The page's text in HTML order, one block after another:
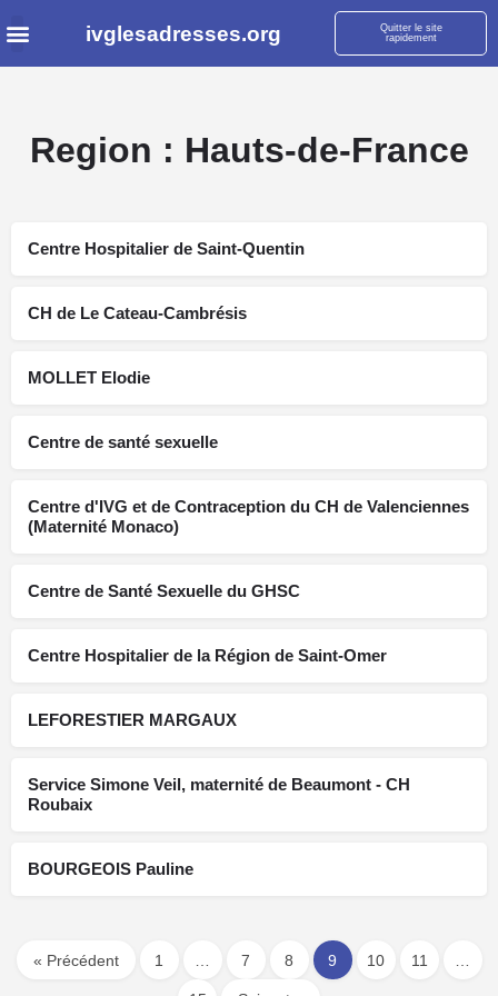
ivglesadresses.org
Quitter le site
rapidement
Region : Hauts-de-France
Centre Hospitalier de Saint-Quentin
CH de Le Cateau-Cambrésis
MOLLET Elodie
Centre de santé sexuelle
Centre d'IVG et de Contraception du CH de Valenciennes
(Maternité Monaco)
Centre de Santé Sexuelle du GHSC
Centre Hospitalier de la Région de Saint-Omer
LEFORESTIER MARGAUX
Service Simone Veil, maternité de Beaumont - CH
Roubaix
BOURGEOIS Pauline
« Précédent 1 7 8 9 10 11